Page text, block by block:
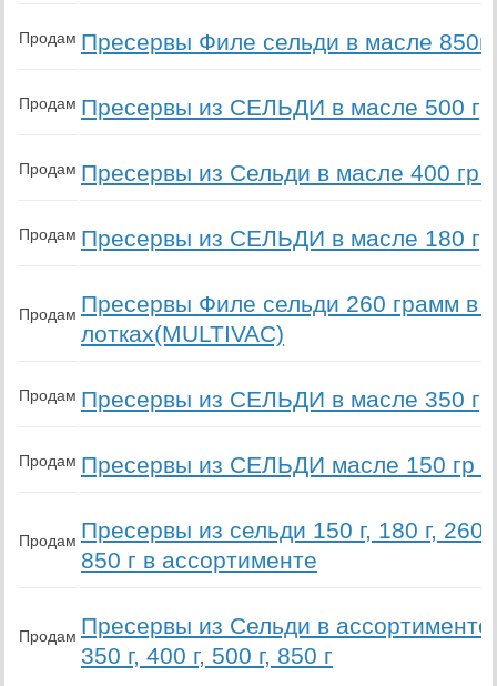
Продам Пресервы Филе сельди в масле
Продам Пресервы из СЕЛЬДИ в масле 500
Продам Пресервы из Сельди в масле 400 гр
Продам Пресервы из СЕЛЬДИ в масле 180 гр
Продам Пресервы Филе сельди 260 грамм в
лотках(MULTIVAC)
Продам Пресервы из СЕЛЬДИ в масле 350 гр
Продам Пресервы из СЕЛЬДИ масле 150 гр в
Продам Пресервы из сельди 150 г, 180 г, 260
850 г в ассортименте
Продам Пресервы из Сельди в ассортименте
350 г, 400 г, 500 г, 850 г